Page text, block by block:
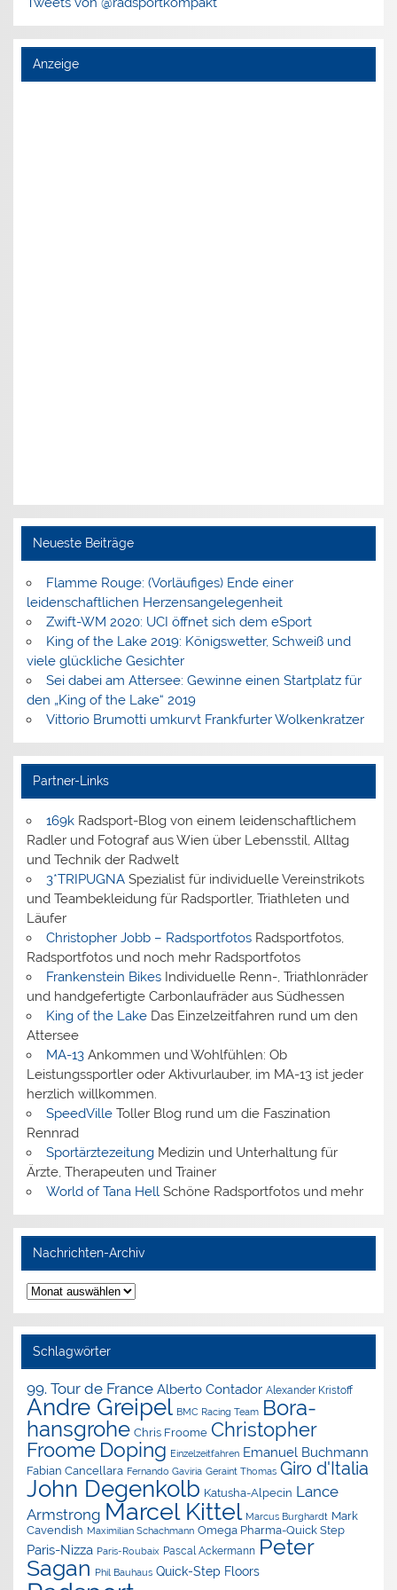
Anzeige
Neueste Beiträge
Flamme Rouge: (Vorläufiges) Ende einer
leidenschaftlichen Herzensangelegenheit
Zwift-WM 2020: UCI öffnet sich dem eSport
King of the Lake 2019: Königswetter, Schweiß und
viele glückliche Gesichter
Sei dabei am Attersee: Gewinne einen Startplatz für
den „King of the Lake“ 2019
Vittorio Brumotti umkurvt Frankfurter Wolkenkratzer
Partner-Links
169kRadsport-Blog von einem leidenschaftlichem
Radler und Fotograf aus Wien über Lebensstil, Alltag
und Technik der Radwelt
3*TRIPUGNASpezialist für individuelle Vereinstrikots
und Teambekleidung für Radsportler, Triathleten und
Läufer
Christopher Jobb – RadsportfotosRadsportfotos,
Radsportfotos und noch mehr Radsportfotos
Frankenstein BikesIndividuelle Renn-, Triathlonräder
und handgefertigte Carbonlaufräder aus Südhessen
King of the LakeDas Einzelzeitfahren rund um den
Attersee
MA-13Ankommen und Wohlfühlen: Ob
Leistungssportler oder Aktivurlauber, im MA-13 ist jeder
herzlich willkommen.
SpeedVilleToller Blog rund um die Faszination
Rennrad
SportärztezeitungMedizin und Unterhaltung für
Ärzte, Therapeuten und Trainer
World of Tana HellSchöne Radsportfotos und mehr
Nachrichten-Archiv
Nachrichten-
Archiv
Schlagwörter
99. Tour de France Alberto Contador Alexander Kristoff
Andre Greipel BMC Racing Team Bora-
hansgrohe Chris Froome Christopher
Froome Doping Einzelzeitfahren Emanuel Buchmann
Fabian Cancellara Fernando Gaviria Geraint Thomas Giro d'Italia
John Degenkolb Katusha-Alpecin Lance
Armstrong Marcel Kittel Marcus Burghardt Mark
Cavendish Maximilian Schachmann Omega Pharma-Quick Step
Paris-Nizza Paris-Roubaix Pascal Ackermann Peter
Sagan Phil Bauhaus Quick-Step Floors